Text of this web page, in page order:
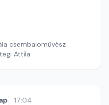
csembaloművész
Attila
17:04